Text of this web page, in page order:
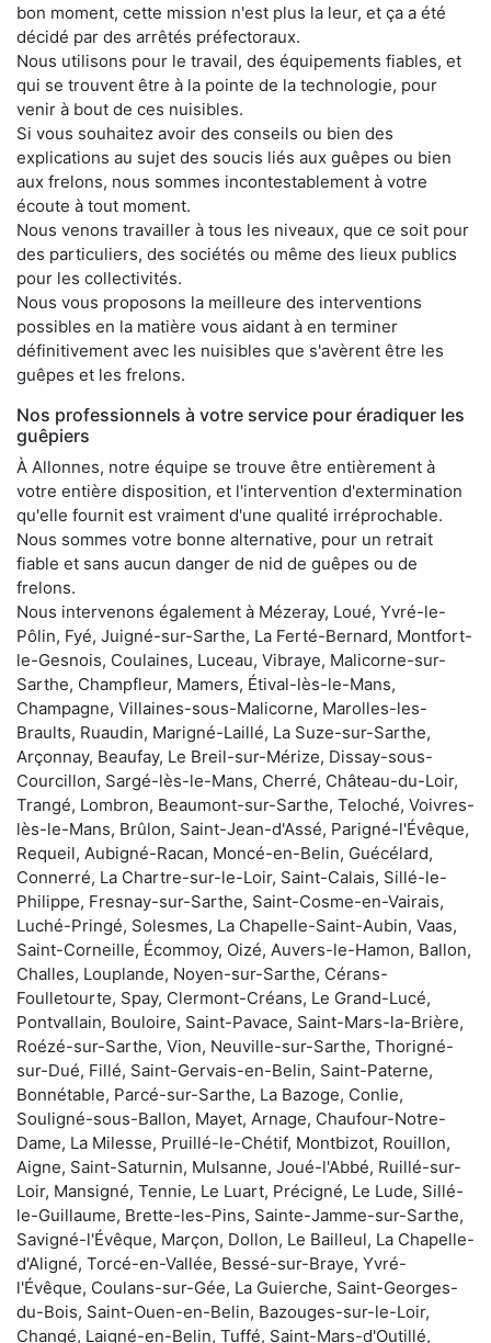
bon moment, cette mission n'est plus la leur, et ça a été
décidé par des arrêtés préfectoraux.
Nous utilisons pour le travail, des équipements fiables, et
qui se trouvent être à la pointe de la technologie, pour
venir à bout de ces nuisibles.
Si vous souhaitez avoir des conseils ou bien des
explications au sujet des soucis liés aux guêpes ou bien
aux frelons, nous sommes incontestablement à votre
écoute à tout moment.
Nous venons travailler à tous les niveaux, que ce soit pour
des particuliers, des sociétés ou même des lieux publics
pour les collectivités.
Nous vous proposons la meilleure des interventions
possibles en la matière vous aidant à en terminer
définitivement avec les nuisibles que s'avèrent être les
guêpes et les frelons.
Nos professionnels à votre service pour éradiquer les
guêpiers
À Allonnes, notre équipe se trouve être entièrement à
votre entière disposition, et l'intervention d'extermination
qu'elle fournit est vraiment d'une qualité irréprochable.
Nous sommes votre bonne alternative, pour un retrait
fiable et sans aucun danger de nid de guêpes ou de
frelons.
Nous intervenons également à Mézeray, Loué, Yvré-le-
Pôlin, Fyé, Juigné-sur-Sarthe, La Ferté-Bernard, Montfort-
le-Gesnois, Coulaines, Luceau, Vibraye, Malicorne-sur-
Sarthe, Champfleur, Mamers, Étival-lès-le-Mans,
Champagne, Villaines-sous-Malicorne, Marolles-les-
Braults, Ruaudin, Marigné-Laillé, La Suze-sur-Sarthe,
Arçonnay, Beaufay, Le Breil-sur-Mérize, Dissay-sous-
Courcillon, Sargé-lès-le-Mans, Cherré, Château-du-Loir,
Trangé, Lombron, Beaumont-sur-Sarthe, Teloché, Voivres-
lès-le-Mans, Brûlon, Saint-Jean-d'Assé, Parigné-l'Évêque,
Requeil, Aubigné-Racan, Moncé-en-Belin, Guécélard,
Connerré, La Chartre-sur-le-Loir, Saint-Calais, Sillé-le-
Philippe, Fresnay-sur-Sarthe, Saint-Cosme-en-Vairais,
Luché-Pringé, Solesmes, La Chapelle-Saint-Aubin, Vaas,
Saint-Corneille, Écommoy, Oizé, Auvers-le-Hamon, Ballon,
Challes, Louplande, Noyen-sur-Sarthe, Cérans-
Foulletourte, Spay, Clermont-Créans, Le Grand-Lucé,
Pontvallain, Bouloire, Saint-Pavace, Saint-Mars-la-Brière,
Roézé-sur-Sarthe, Vion, Neuville-sur-Sarthe, Thorigné-
sur-Dué, Fillé, Saint-Gervais-en-Belin, Saint-Paterne,
Bonnétable, Parcé-sur-Sarthe, La Bazoge, Conlie,
Souligné-sous-Ballon, Mayet, Arnage, Chaufour-Notre-
Dame, La Milesse, Pruillé-le-Chétif, Montbizot, Rouillon,
Aigne, Saint-Saturnin, Mulsanne, Joué-l'Abbé, Ruillé-sur-
Loir, Mansigné, Tennie, Le Luart, Précigné, Le Lude, Sillé-
le-Guillaume, Brette-les-Pins, Sainte-Jamme-sur-Sarthe,
Savigné-l'Évêque, Marçon, Dollon, Le Bailleul, La Chapelle-
d'Aligné, Torcé-en-Vallée, Bessé-sur-Braye, Yvré-
l'Évêque, Coulans-sur-Gée, La Guierche, Saint-Georges-
du-Bois, Saint-Ouen-en-Belin, Bazouges-sur-le-Loir,
Changé, Laigné-en-Belin, Tuffé, Saint-Mars-d'Outillé,